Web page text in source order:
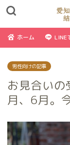
ホーム LINE
男性向けの記事
お見合い
月、6月。